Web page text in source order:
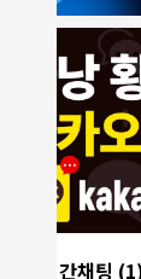
실시간채팅
8/4/2026
모기한테물림
모기한테물림
결혼안해:ㄹ
결혼안해:ㄹ
8/5/2026
NY런던파
리
:
3군:에코걸